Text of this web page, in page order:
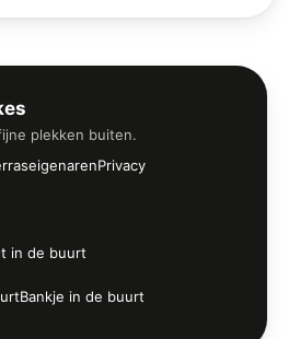
plekken buiten.
Privacy
in de buurt
Bankje in de buurt